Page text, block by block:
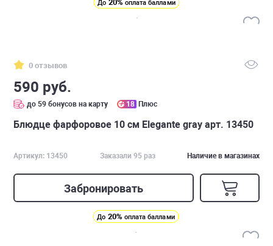
До 20% оплата баллами
0 отзывов
590 руб.
до 59 бонусов на карту 18 Плюс
Блюдце фарфоровое 10 см Elegante gray арт. 13450
Артикул: 13450 Заказали 95 раз Наличие в магазинах
Забронировать
До 20% оплата баллами